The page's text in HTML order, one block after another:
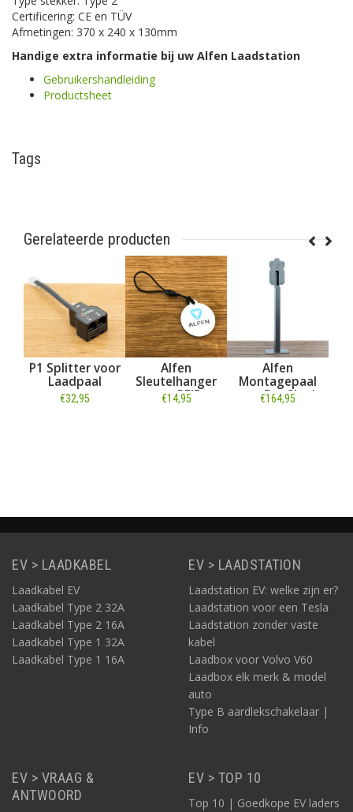
Certificering: CE en TÜV
Afmetingen: 370 x 240 x 130mm
Handige extra informatie bij uw Alfen Laadstation
Gebruikershandleiding
Productsheet
Tags
Gerelateerde producten
voor
Alfen
Sleutelhanger
Montagepaal
voor Eve Single
Alfen Eve
S-line - 3 x
€1.134,95
EV > LAADKABEL
Laadkabel EV
Laadkabel Type 2 32A
Laadkabel Type 2 16A
Laadkabel Type 1 32A
Laadkabel Type 1 16A
EV > LAADSTATION
Laadstation EV: welke zijn er?
Laadstation voor een Tesla
Laadstation zonder vaste
kabel
Laadbox voor Volvo V60
Laadbox elk merk & model
auto
Type B aardlekschakelaar |
Info
EV > VRAAG &
ANTWOORD
EV > TOP 10
Top 10 | Goedkope EV laders